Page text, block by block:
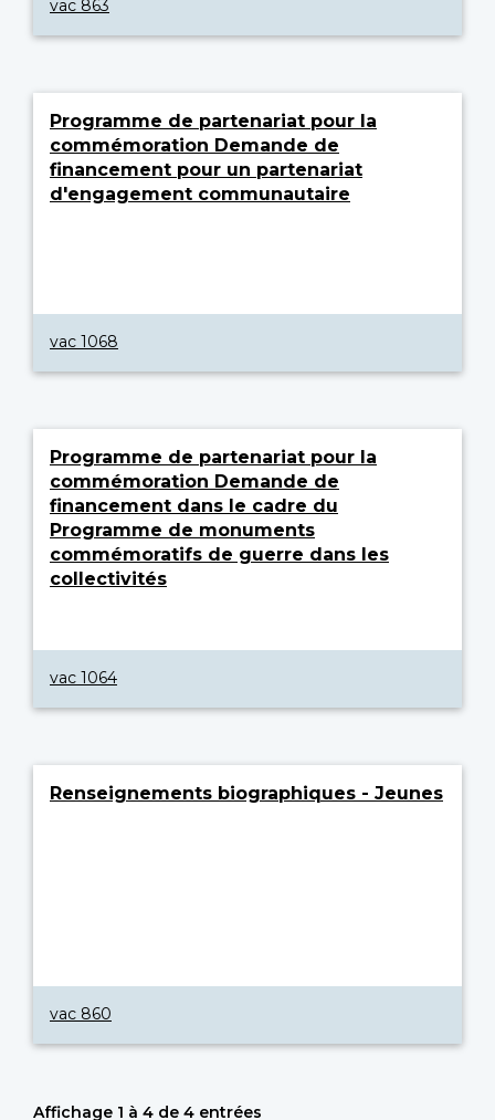
vac 863
Programme de partenariat pour la
commémoration Demande de
financement pour un partenariat
d'engagement communautaire
vac 1068
Programme de partenariat pour la
commémoration Demande de
financement dans le cadre du
Programme de monuments
commémoratifs de guerre dans les
collectivités
vac 1064
Renseignements biographiques - Jeunes
vac 860
Affichage 1 à 4 de 4 entrées